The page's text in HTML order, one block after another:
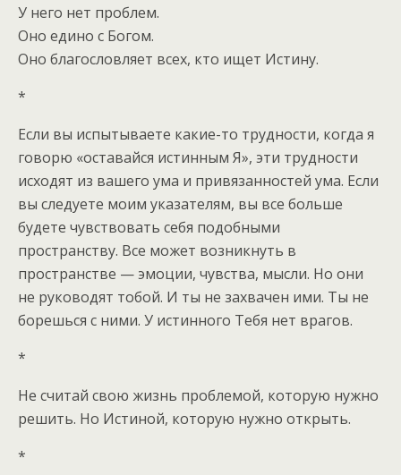
У него нет проблем.
Оно едино с Богом.
Оно благословляет всех, кто ищет Истину.
*
Если вы испытываете какие-то трудности, когда я
говорю «оставайся истинным Я», эти трудности
исходят из вашего ума и привязанностей ума. Если
вы следуете моим указателям, вы все больше
будете чувствовать себя подобными
пространству. Все может возникнуть в
пространстве — эмоции, чувства, мысли. Но они
не руководят тобой. И ты не захвачен ими. Ты не
борешься с ними. У истинного Тебя нет врагов.
*
Не считай свою жизнь проблемой, которую нужно
решить. Но Истиной, которую нужно открыть.
*